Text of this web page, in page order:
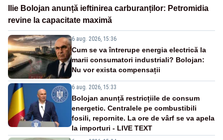
Ilie Bolojan anunță ieftinirea carburanților: Petromidia
revine la capacitate maximă
6 aug. 2026, 15:36
Cum se va întrerupe energia electrică la
marii consumatori industriali? Bolojan:
Nu vor exista compensații
6 aug. 2026, 15:33
Bolojan anunță restricțiile de consum
energetic. Centralele pe combustibili
fosili, repornite. La ore de vârf se va apela
la importuri - LIVE TEXT